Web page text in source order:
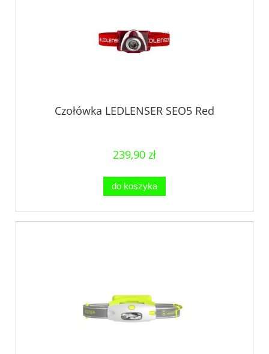
Czołówka LEDLENSER SEO5 Red
239,90 zł
do koszyka